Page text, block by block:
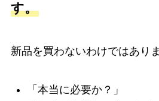
す。
新品を買わないわけではあり
「本当に必要か？」